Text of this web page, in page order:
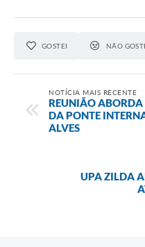
GOSTEI NÃO
NOTÍCIA MAIS RECENTE
REUNIÃO ABORDA
DA PONTE
ALVES
UPA ZILDA